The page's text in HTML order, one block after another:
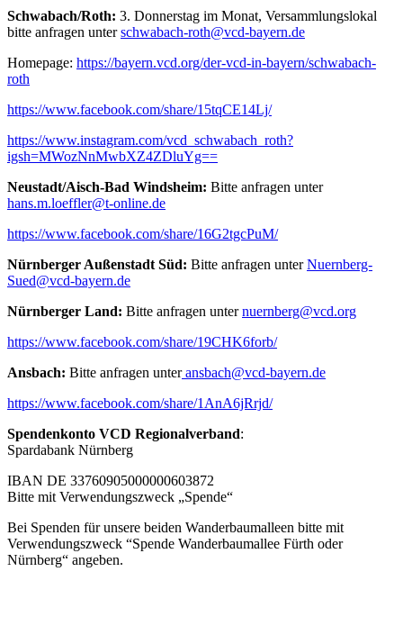
Schwabach/Roth: 3. Donnerstag im Monat, Versammlungslokal
bitte anfragen unterschwabach-roth@vcd-bayern.de
Homepage: https://bayern.vcd.org/der-vcd-in-bayern/schwabach-
roth
https://www.facebook.com/share/15tqCE14Lj/
https://www.instagram.com/vcd_schwabach_roth?
igsh=MWozNnMwbXZ4ZDluYg==
Neustadt/Aisch-Bad Windsheim: Bitte anfragen unter
hans.m.loeffler@t-online.de
https://www.facebook.com/share/16G2tgcPuM/
Nürnberger Außenstadt Süd: Bitte anfragen unterNuernberg-
Sued@vcd-bayern.de
Nürnberger Land: Bitte anfragen unternuernberg@vcd.org
https://www.facebook.com/share/19CHK6forb/
Ansbach: Bitte anfragen unteransbach@vcd-bayern.de
https://www.facebook.com/share/1AnA6jRrjd/
Spendenkonto VCD Regionalverband:
Spardabank Nürnberg
IBAN DE 33760905000000603872
Bitte mit Verwendungszweck „Spende“
Bei Spenden für unsere beiden Wanderbaumalleen bitte mit
Verwendungszweck “Spende Wanderbaumallee Fürth oder
Nürnberg“ angeben.